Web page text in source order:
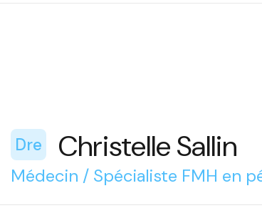
Dre Christelle Sallin
Médecin / Spécialiste FMH en